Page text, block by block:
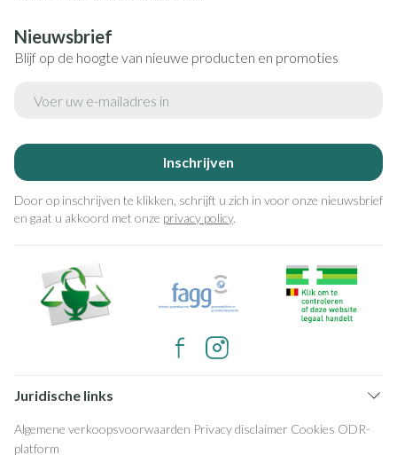
Nieuwsbrief
Blijf op de hoogte van nieuwe producten en promoties
Inschrijven
Door op inschrijven te klikken, schrijft u zich in voor onze nieuwsbrief
en gaat u akkoord met onze privacy policy.
Juridische links
Algemene verkoopsvoorwaarden Privacy disclaimer Cookies ODR-
platform